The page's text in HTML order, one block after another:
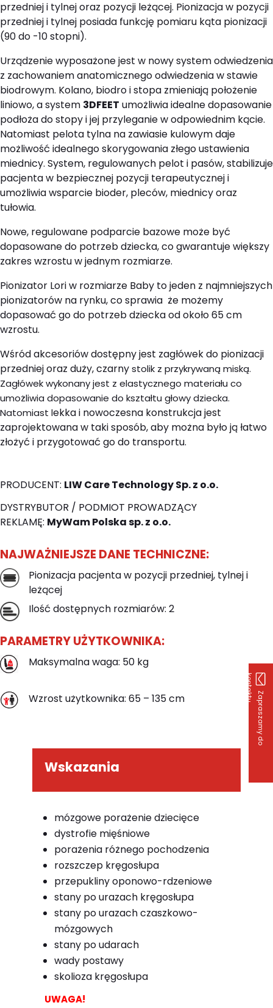
Z
a
p
r
a
s
z
a
m
y
d
o
k
o
n
t
a
k
t
u
przedniej i tylnej oraz pozycji leżącej. Pionizacja w pozycji
przedniej i tylnej posiada funkcję pomiaru kąta pionizacji
(90 do -10 stopni).
Urządzenie wyposażone jest w nowy system odwiedzenia
z zachowaniem anatomicznego odwiedzenia w stawie
biodrowym. Kolano, biodro i stopa zmieniają położenie
liniowo, a system 3DFEET umożliwia idealne dopasowanie
podłoża do stopy i jej przyleganie w odpowiednim kącie.
Natomiast pelota tylna na zawiasie kulowymdaje
możliwość idealnego skorygowania złego ustawienia
miednicy. System, regulowanych pelot i pasów, stabilizuje
pacjenta w bezpiecznej pozycji terapeutycznej i
umożliwia wsparcie bioder, pleców, miednicy oraz
tułowia.
Nowe, regulowane podparcie bazowe może być
dopasowane do potrzeb dziecka, co gwarantuje większy
zakres wzrostu w jednym rozmiarze.
Pionizator Lori w rozmiarze Baby to jeden z najmniejszych
pionizatorów na rynku, co sprawia że możemy
dopasować go do potrzeb dziecka od około 65 cm
wzrostu.
Wśród akcesoriów dostępny jest zagłówek do pionizacji
przedniej oraz duży, czarnystolik z przykrywaną miską.
Zagłówek wykonany jest z elastycznego materiału co
umożliwia dopasowanie do kształtu głowy dziecka.
Natomiast lekka i nowoczesna konstrukcja jest
zaprojektowana w taki sposób, aby można było ją łatwo
złożyć i przygotować go do transportu.
PRODUCENT: LIW Care Technology Sp. z o.o.
DYSTRYBUTOR / PODMIOT PROWADZĄCY
REKLAMĘ: MyWam Polska sp. z o.o.
NAJWAŻNIEJSZE DANE TECHNICZNE:
Pionizacja pacjenta w pozycji przedniej, tylnej i
leżącej
Ilość dostępnych rozmiarów: 2
PARAMETRY UŻYTKOWNIKA:
Maksymalna waga: 50 kg
Wzrost użytkownika: 65 – 135 cm
Wskazania
mózgowe porażenie dziecięce
dystrofie mięśniowe
porażenia różnego pochodzenia
rozszczep kręgosłupa
przepukliny oponowo-rdzeniowe
stany po urazach kręgosłupa
stany po urazach czaszkowo-
mózgowych
stany po udarach
wady postawy
skolioza kręgosłupa
UWAGA!